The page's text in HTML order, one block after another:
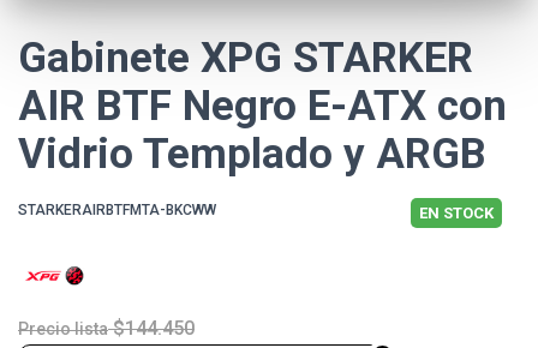
Gabinete XPG STARKER
AIR BTF Negro E-ATX con
Vidrio Templado y ARGB
STARKERAIRBTFMTA-BKCWW EN STOCK
Precio lista $144.450